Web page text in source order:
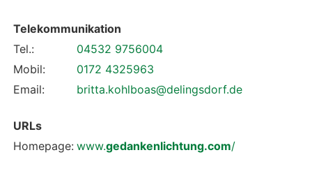
Telekommunikation
Tel.:
04532 9756004
Mobil:
0172 4325963
Email:
britta.kohlboas@delingsdorf.de
URLs
Homepage: www.gedankenlichtung.com/